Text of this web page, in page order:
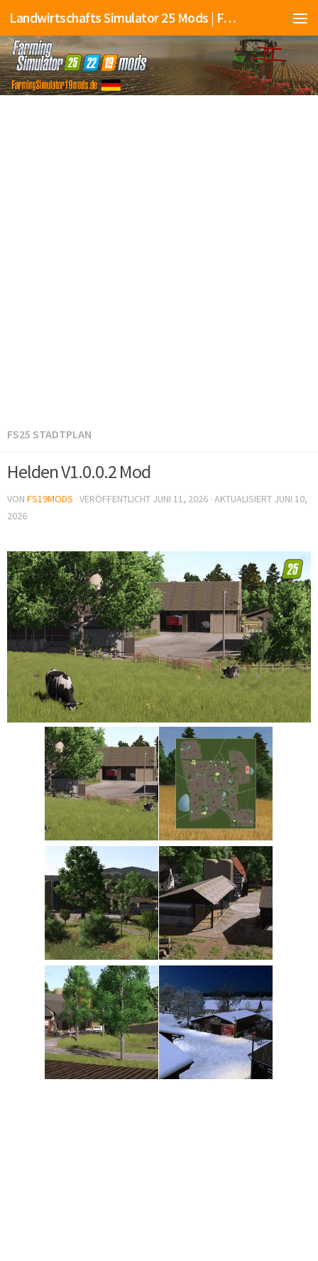
Landwirtschafts Simulator 25 Mods | Farming Simulator 25 Mods | FS25 Mods
FS25 STADTPLAN
Helden V1.0.0.2 Mod
VON FS19MODS · VERÖFFENTLICHT JUNI 11, 2026 · AKTUALISIERT JUNI 10,
2026